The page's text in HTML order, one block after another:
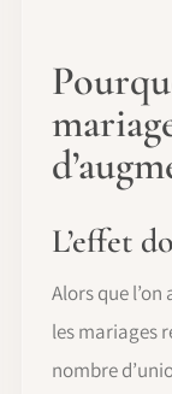
L’effet
Alors que
les mariages
nombre